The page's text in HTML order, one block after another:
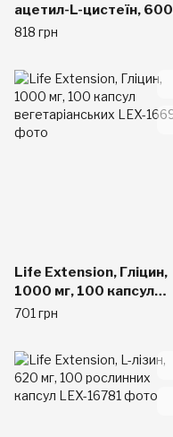
ацетил-L-цистеїн, 600
мг, 60 капсул
818 грн
Life Extension, Гліцин,
1000 мг, 100 капсул
вегетаріанських
701 грн